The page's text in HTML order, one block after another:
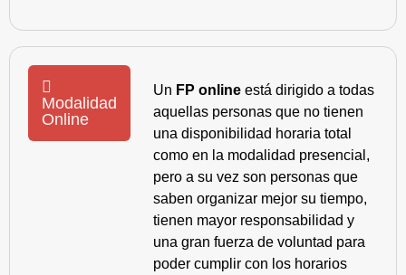
Modalidad
Online
Un FP online está dirigido a todas
aquellas personas que no tienen
una disponibilidad horaria total
como en la modalidad presencial,
pero a su vez son personas que
saben organizar mejor su tiempo,
tienen mayor responsabilidad y
una gran fuerza de voluntad para
poder cumplir con los horarios